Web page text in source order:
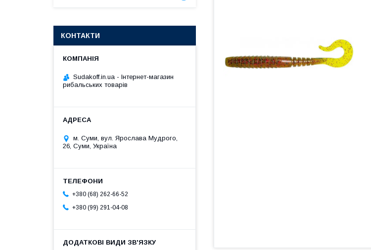
КОНТАКТИ
Sudakoff.in.ua - Інтернет-магазин
рибальських товарів
м. Суми, вул. Ярослава Мудрого,
26, Суми, Україна
+380 (68) 262-66-52
+380 (99) 291-04-08